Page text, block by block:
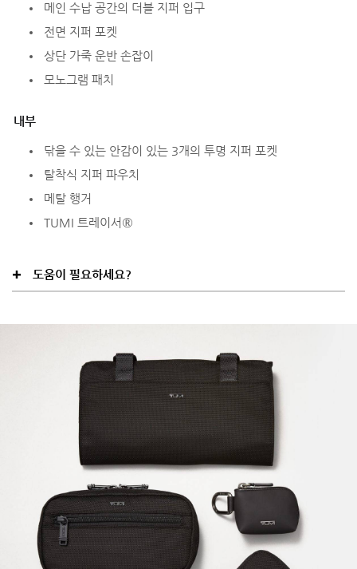
메인 수납 공간의 더블 지퍼 입구
전면 지퍼 포켓
상단 가죽 운반 손잡이
모노그램 패치
내부
닦을 수 있는 안감이 있는 3개의 투명 지퍼 포켓
탈착식 지퍼 파우치
메탈 행거
TUMI 트레이서®
도움이 필요하세요?